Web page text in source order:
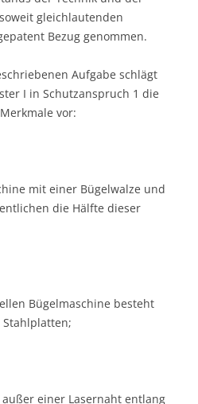
gleichlautenden
Bezug genommen.
Aufgabe schlägt
I in Schutzanspruch 1 die
vor:
mit einer Bügelwalze und
die Hälfte dieser
Bügelmaschine besteht
einer Lasernaht entlang